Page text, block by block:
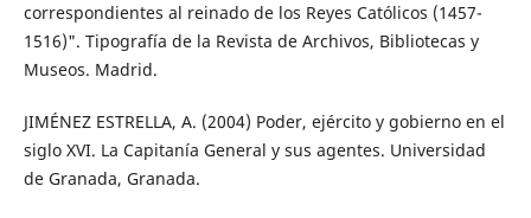
correspondientes al reinado de los Reyes Católicos (1457-
1516)". Tipografía de la Revista de Archivos, Bibliotecas y
Museos. Madrid.
JIMÉNEZ ESTRELLA, A. (2004) Poder, ejército y gobierno en el
siglo XVI. La Capitanía General y sus agentes. Universidad
de Granada, Granada.